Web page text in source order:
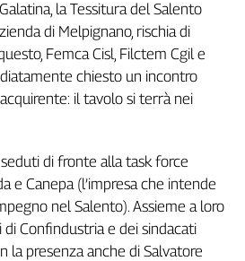
la Tessitura del Salento
di Melpignano, rischia di
Femca Cisl, Filctem Cgil e
chiesto un incontro
il tavolo si terrà nei
di fronte alla task force
e Canepa (l’impresa che intende
nel Salento). Assieme a loro
Confindustria e dei sindacati
la presenza anche di Salvatore